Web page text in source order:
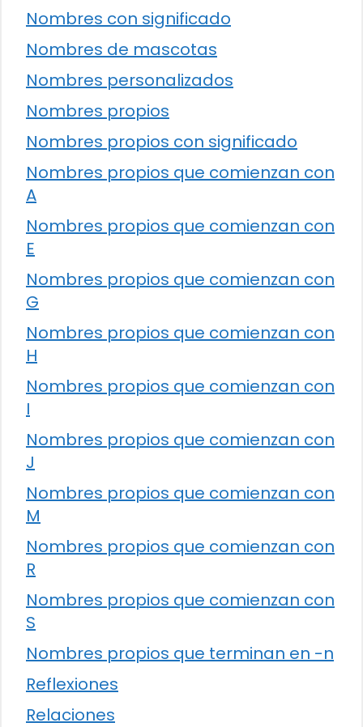
Nombres con significado
Nombres de mascotas
Nombres personalizados
Nombres propios
Nombres propios con significado
Nombres propios que comienzan con
A
Nombres propios que comienzan con
E
Nombres propios que comienzan con
G
Nombres propios que comienzan con
H
Nombres propios que comienzan con
I
Nombres propios que comienzan con
J
Nombres propios que comienzan con
M
Nombres propios que comienzan con
R
Nombres propios que comienzan con
S
Nombres propios que terminan en -n
Reflexiones
Relaciones